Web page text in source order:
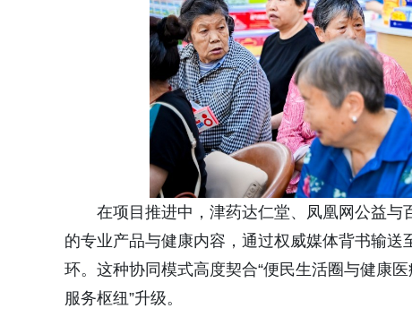
在项目推进中，津药达仁堂、凤凰网公益
的专业产品与健康内容，通过权威媒体背书输送
环。这种协同模式高度契合“便民生活圈与健康
服务枢纽”升级。